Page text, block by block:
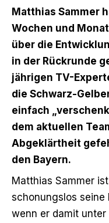
Matthias Sammer
Wochen und
über die
in der Rückrunde
jährigen TV-
die Schwarz-
einfach
dem aktuellen
Abgeklärtheit
den Bayern.
Matthias Sammer
schonungslos seine
wenn er damit